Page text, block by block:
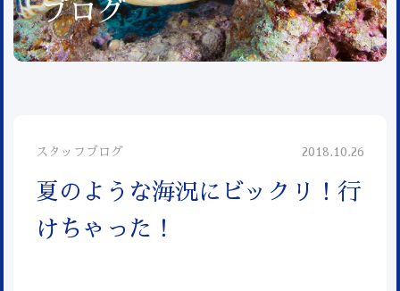
ブログ
スタッフブログ 2018.10.26
夏のような海況にビックリ！行
けちゃった！